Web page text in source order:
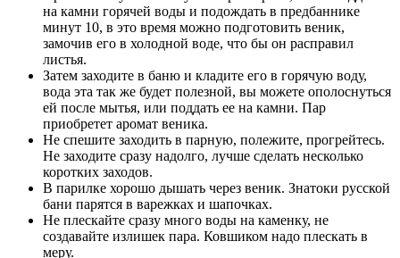
на камни горячей воды и подождать в предбаннике
минут 10, в это время можно подготовить веник,
замочив его в холодной воде, что бы он расправил
листья.
Затем заходите в баню и кладите его в горячую воду,
вода эта так же будет полезной, вы можете ополоснуться
ей после мытья, или поддать ее на камни. Пар
приобретет аромат веника.
Не спешите заходить в парную, полежите, прогрейтесь.
Не заходите сразу надолго, лучше сделать несколько
коротких заходов.
В парилке хорошо дышать через веник. Знатоки русской
бани парятся в варежках и шапочках.
Не плескайте сразу много воды на каменку, не
создавайте излишек пара. Ковшиком надо плескать в
меру.